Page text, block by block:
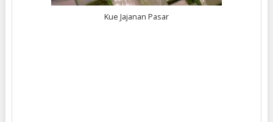
Kue Jajanan Pasar